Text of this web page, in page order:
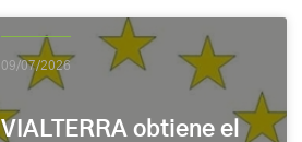
VIALTERRA obtiene el
09/07/2026